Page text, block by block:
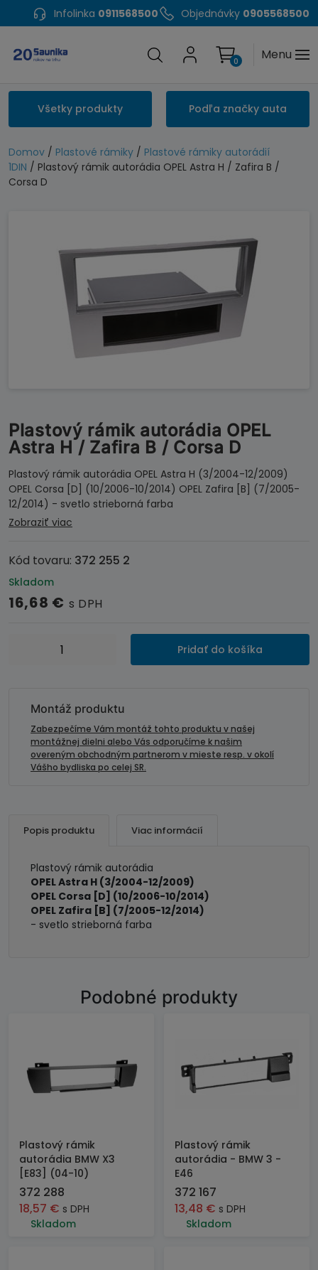
Infolinka 0911568500 Objednávky 0905568500
Menu
0
Všetky produkty Podľa značky auta
Domov / Plastové rámiky / Plastové rámiky autorádií
1DIN / Plastový rámik autorádia OPEL Astra H / Zafira B /
Corsa D
Plastový rámik autorádia OPEL
Astra H / Zafira B / Corsa D
Plastový rámik autorádia OPEL Astra H (3/2004-12/2009)
OPEL Corsa [D] (10/2006-10/2014) OPEL Zafira [B] (7/2005-
12/2014) - svetlo strieborná farba
Zobraziť viac
Kód tovaru: 372 255 2
Skladom
16,68 € s DPH
množstvo
OPEL
Astra
Corsa
Pridať do košíka
Montáž produktu
Zabezpečíme Vám montáž tohto produktu v našej
montážnej dielni alebo Vás odporučíme k našim
overeným obchodným partnerom v mieste resp. v okolí
Vášho bydliska po celej SR.
Popis produktu Viac informácií
Plastový rámik autorádia
OPEL Astra H (3/2004-12/2009)
OPEL Corsa [D] (10/2006-10/2014)
OPEL Zafira [B] (7/2005-12/2014)
- svetlo strieborná farba
Podobné produkty
Plastový rámik
autorádia BMW X3
[E83] (04-10)
372 288
18,57 € s DPH
Skladom
Plastový rámik
autorádia - BMW 3 -
E46
372 167
13,48 € s DPH
Skladom